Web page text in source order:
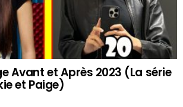
Avant et Après 2023 (La série
et Paige)